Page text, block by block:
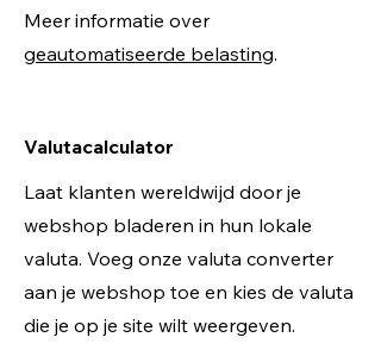
Meer informatie over
geautomatiseerde belasting.
Valutacalculator
Laat klanten wereldwijd door je
webshop bladeren in hun lokale
valuta. Voeg onze valuta converter
aan je webshop toe en kies de valuta
die je op je site wilt weergeven.